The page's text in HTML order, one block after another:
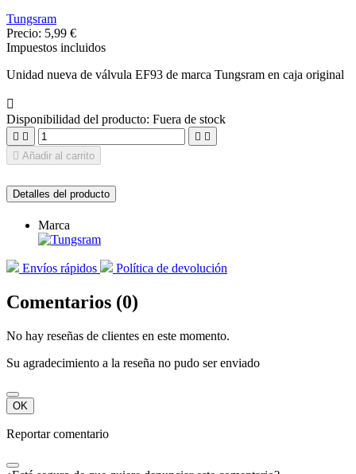
Tungsram
Precio: 5,99 €
Impuestos incluidos
Unidad nueva de válvula EF93 de marca Tungsram en caja original

Disponibilidad del producto: Fuera de stock
   
 Añadir al carrito
Detalles del producto
Marca
Envíos rápidos Política de devolución
Comentarios (0)
No hay reseñas de clientes en este momento.
Su agradecimiento a la reseña no pudo ser enviado
OK
Reportar comentario